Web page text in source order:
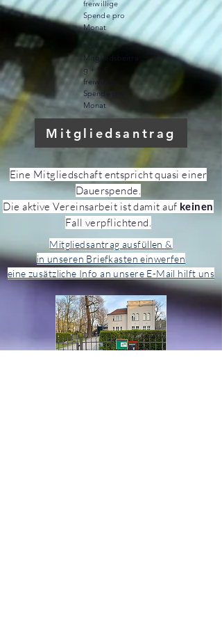
freiwillige
Spende pro
Monat
* 5 €
Mitgliedsbeitra
g + 5 €
freiwillige
Spende pro
Monat
Mitgliedsantrag
Eine Mitgliedschaft entspricht quasi einer
Dauerspende.
Die aktive Vereinsarbeit ist damit auf keinen
Fall verpflichtend.
Mitgliedsantrag ausfüllen &
in unseren Briefkasten einwerfen
eine zusätzliche Info an unsere E-Mail hilft uns